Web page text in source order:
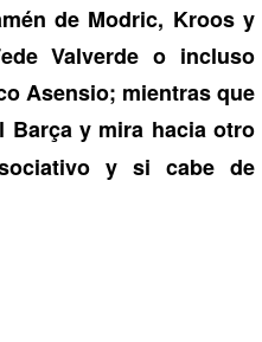
de Modric, Kroos y
Valverde o incluso
Asensio; mientras que
Barça y mira hacia otro
y si cabe de